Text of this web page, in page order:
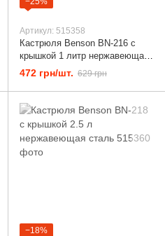
Артикул: 515358
Кастрюля Benson BN-216 с
крышкой 1 литр нержавеющая
сталь
472 грн/шт. 629 грн
−18%